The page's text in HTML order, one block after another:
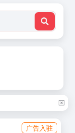
广告入驻